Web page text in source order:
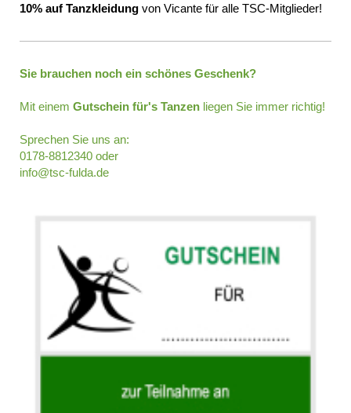
10% auf Tanzkleidung von Vicante für alle TSC-Mitglieder!
Sie brauchen noch ein schönes Geschenk?
Mit einem Gutschein für's Tanzen liegen Sie immer richtig!
Sprechen Sie uns an:
0178-8812340 oder
info@tsc-fulda.de